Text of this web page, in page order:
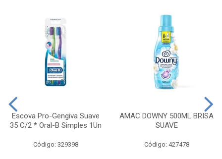
Escova Pro-Gengiva Suave
35 C/2 * Oral-B Simples 1Un
Código: 329398
AMAC DOWNY 500ML BRISA
SUAVE
Código: 427478